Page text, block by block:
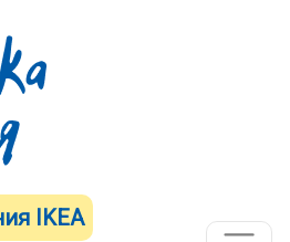
IKEA